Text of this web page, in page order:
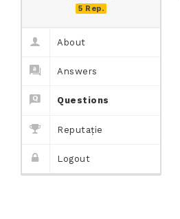
5 Rep.
About
Answers
Questions
Reputație
Logout